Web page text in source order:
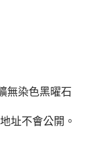
無染色黑曜石
址不會公開。